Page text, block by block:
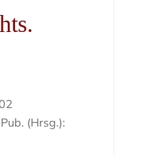
(Hrsg.):